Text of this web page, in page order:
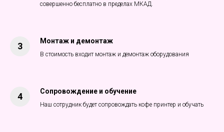
совершенно бесплатно в пределах МКАД.
Монтаж и демонтаж
В стоимость входит монтаж и демонтаж оборудования
Сопровождение и обучение
Наш сотрудник будет сопровождать кофе принтер и обучать